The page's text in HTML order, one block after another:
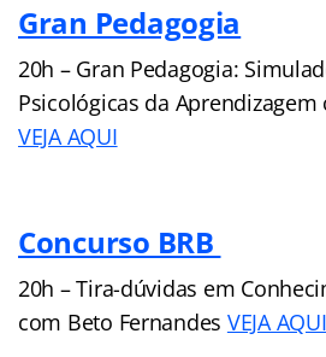
Gran Pedagogia
20h – Gran Pedagogia:
Psicológicas da Aprendizagem
VEJA AQUI
Concurso BRB
20h – Tira-dúvidas em
com Beto Fernandes VEJA AQUI